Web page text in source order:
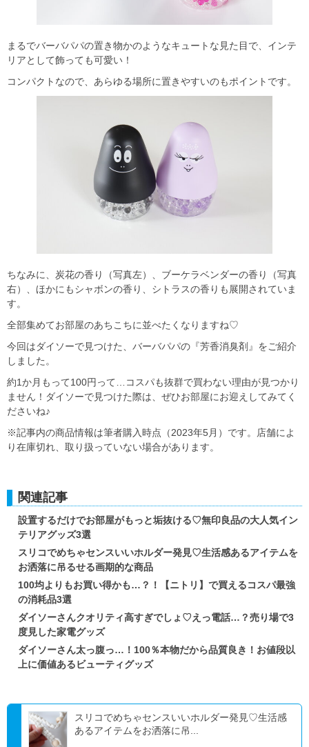
まるでバーバパパの置き物かのようなキュートな見た目で、インテ
リアとして飾っても可愛い！
コンパクトなので、あらゆる場所に置きやすいのもポイントです。
ちなみに、炭花の香り（写真左）、ブーケラベンダーの香り（写真
右）、ほかにもシャボンの香り、シトラスの香りも展開されていま
す。
全部集めてお部屋のあちこちに並べたくなりますね♡
今回はダイソーで見つけた、バーバパパの『芳香消臭剤』をご紹介
しました。
約1か月もって100円って…コスパも抜群で買わない理由が見つかり
ません！ダイソーで見つけた際は、ぜひお部屋にお迎えしてみてく
ださいね♪
※記事内の商品情報は筆者購入時点（2023年5月）です。店舗によ
り在庫切れ、取り扱っていない場合があります。
関連記事
設置するだけでお部屋がもっと垢抜ける♡無印良品の大人気イン
テリアグッズ3選
スリコでめちゃセンスいいホルダー発見♡生活感あるアイテムを
お洒落に吊るせる画期的な商品
100均よりもお買い得かも…？！【ニトリ】で買えるコスパ最強
の消耗品3選
ダイソーさんクオリティ高すぎでしょ♡えっ電話…？売り場で3
度見した家電グッズ
ダイソーさん太っ腹っ…！100％本物だから品質良き！お値段以
上に価値あるビューティグッズ
スリコでめちゃセンスいいホルダー発見♡生活感
あるアイテムをお洒落に吊...